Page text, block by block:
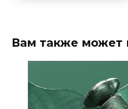
Вам также может